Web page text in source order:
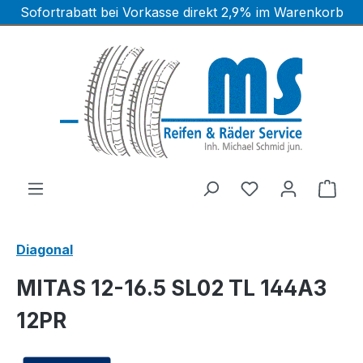
Zum Hauptinhalt springen
Sofortrabatt bei Vorkasse direkt 2,9% im Warenkorb
Diagonal
MITAS 12-16.5 SL02 TL 144A3
12PR